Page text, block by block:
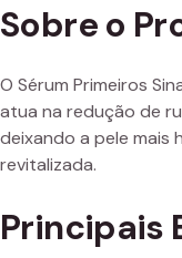
Sobre o
O Sérum Primeiros
atua na redução de
deixando a pele mais
revitalizada.
Principais